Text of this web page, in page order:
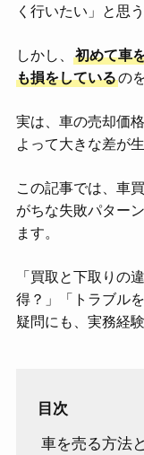
く行いたい」と思
しかし、
初めて車
も損をしているの
実は、車の売却価
よって大きな差が
この記事では、車
がちな失敗パター
ます。
「買取と下取りの
得？」「トラブル
疑問にも、実務経
目次
車を売る方法